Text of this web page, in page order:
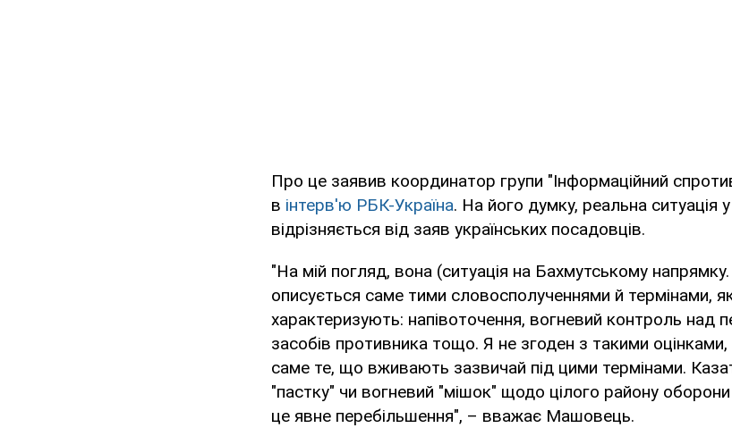
Про це заявив координатор групи "Інформаційний
в інтерв'ю РБК-Україна. На його думку, реальна ситуація
відрізняється від заяв українських посадовців.
"На мій погляд, вона (ситуація на Бахмутському
описується саме тими словосполученнями й термінами,
характеризують: напівоточення, вогневий контроль над
засобів противника тощо. Я не згоден з такими
саме те, що вживають зазвичай під цими термінами.
"пастку" чи вогневий "мішок" щодо цілого району
це явне перебільшення", – вважає Машовець.